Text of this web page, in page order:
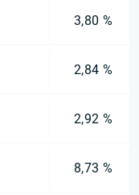
3,80 %
2,84 %
2,92 %
8,73 %